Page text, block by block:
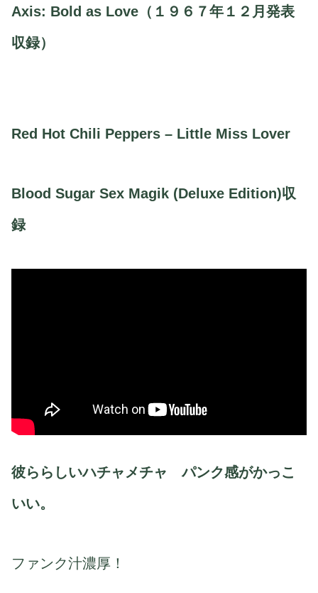
Axis: Bold as Love（１９６７年１２月発表
収録）
Red Hot Chili Peppers – Little Miss Lover
Blood Sugar Sex Magik (Deluxe Edition)収
録
彼ららしいハチャメチャ パンク感がかっこ
いい。
ファンク汁濃厚！